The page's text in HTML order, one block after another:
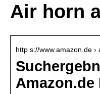
Air horn
http s://www.amazon.de ›
Amazon.de